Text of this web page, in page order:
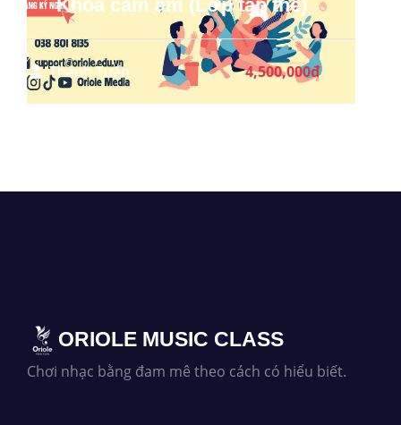
tập thể)
4,500,000đ
thể)
Thanh Tuấn
ORIOLE MUSIC CLASS
Chơi nhạc bằng đam mê theo cách có hiểu biết.